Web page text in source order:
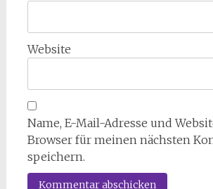
Website
Name, E-Mail-Adresse und
Browser für meinen nächsten
speichern.